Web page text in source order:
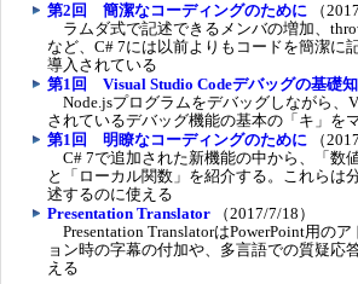
第2回 簡潔なコーディングのために （
ラムダ式で記述できるメンバの増加、
など、C# 7には以前よりもコードを簡潔に
導入されている
第1回 Visual Studio Codeデバッグの基礎
Node.jsプログラムをデバッグしながら、
されているデバッグ機能の基本の「キ」を
第1回 明瞭なコーディングのために （
C# 7で追加された新機能の中から、「数
と「ローカル関数」を紹介する。これらは
述するのに使える
Presentation Translator （2017/7/18）
Presentation TranslatorはPowerPoint用の
ョン時の字幕の付加や、多言語での質疑応
える